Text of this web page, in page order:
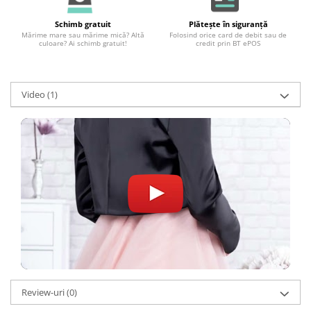
Schimb gratuit
Mărime mare sau mărime mică? Altă
culoare? Ai schimb gratuit!
Plătește în siguranță
Folosind orice card de debit sau de
credit prin BT ePOS
Video (1)
Review-uri(0)